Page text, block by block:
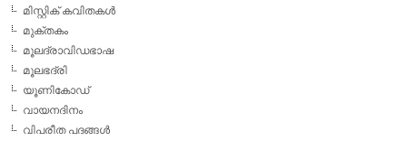
മിസ്റ്റിക് കവിതകള്‍
മുക്തകം
മൂലദ്രാവിഡഭാഷ
മൂലഭദ്രി
യൂണികോഡ്
വായനദിനം
വിപരീത പദങ്ങള്‍